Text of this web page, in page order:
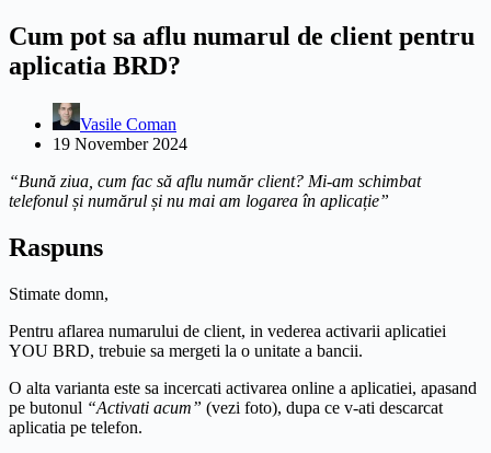
Cum pot sa aflu numarul de client pentru
aplicatia BRD?
Vasile Coman
19 November 2024
“Bună ziua, cum fac să aflu număr client? Mi-am schimbat
telefonul și numărul și nu mai am logarea în aplicație”
Raspuns
Stimate domn,
Pentru aflarea numarului de client, in vederea activarii aplicatiei
YOU BRD, trebuie sa mergeti la o unitate a bancii.
O alta varianta este sa incercati activarea online a aplicatiei, apasand
pe butonul “Activati acum” (vezi foto), dupa ce v-ati descarcat
aplicatia pe telefon.